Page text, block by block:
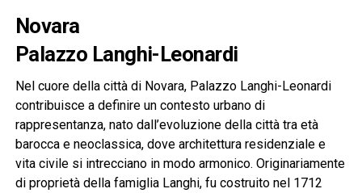
Novara
Palazzo Langhi-Leonardi
Nel cuore della città di Novara, Palazzo Langhi-Leonardi
contribuisce a definire un contesto urbano di
rappresentanza, nato dall’evoluzione della città tra età
barocca e neoclassica, dove architettura residenziale e
vita civile si intrecciano in modo armonico. Originariamente
di proprietà della famiglia Langhi, fu costruito nel 1712